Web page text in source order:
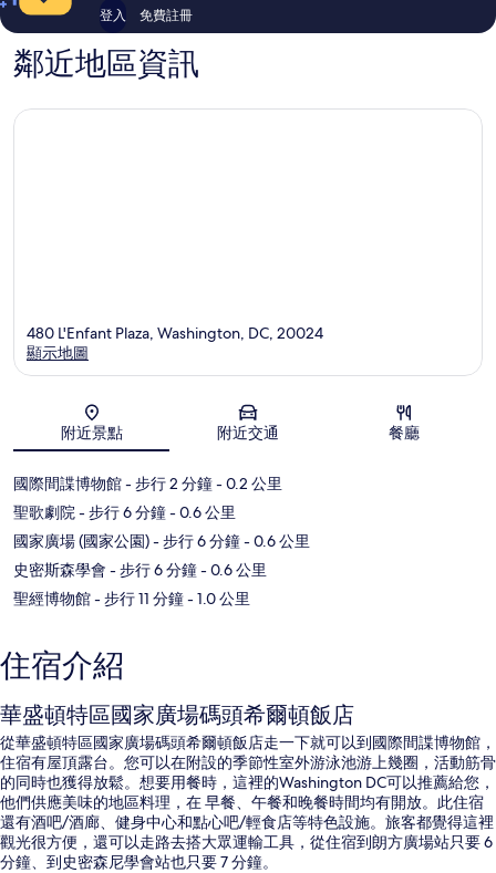
登入 免費註冊
鄰近地區資訊
地圖
480 L'Enfant Plaza, Washington, DC, 20024
顯示地圖
附近景點 附近交通 餐廳
國際間諜博物館- 步行 2 分鐘- 0.2 公里
聖歌劇院- 步行 6 分鐘- 0.6 公里
國家廣場 (國家公園)- 步行 6 分鐘- 0.6 公里
史密斯森學會 - 步行 6 分鐘- 0.6 公里
聖經博物館- 步行 11 分鐘- 1.0 公里
住宿介紹
華盛頓特區國家廣場碼頭希爾頓飯店
從華盛頓特區國家廣場碼頭希爾頓飯店走一下就可以到國際間諜博物館，
住宿有屋頂露台。您可以在附設的季節性室外游泳池游上幾圈，活動筋骨
的同時也獲得放鬆。想要用餐時，這裡的Washington DC可以推薦給您，
他們供應美味的地區料理，在 早餐、午餐和晚餐時間均有開放。此住宿
還有酒吧/酒廊、健身中心和點心吧/輕食店等特色設施。旅客都覺得這裡
觀光很方便，還可以走路去搭大眾運輸工具，從住宿到朗方廣場站只要 6
分鐘、到史密森尼學會站也只要 7 分鐘。